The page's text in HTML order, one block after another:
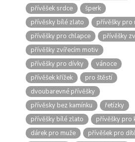
přívěšek srdce
šperk
přívěsky bílé zlato
přívěšky pro
přívěšky pro chlapce
přívěšky
přívěšky zvířecím motiv
přívěšky pro dívky
vánoce
přívěšek křížek
pro štěstí
dvoubarevné přívěšky
přívěsky bez kamínku
řetízky
přívěšky bílé zlato
přívěšky pro
dárek pro muže
přívěšek pro